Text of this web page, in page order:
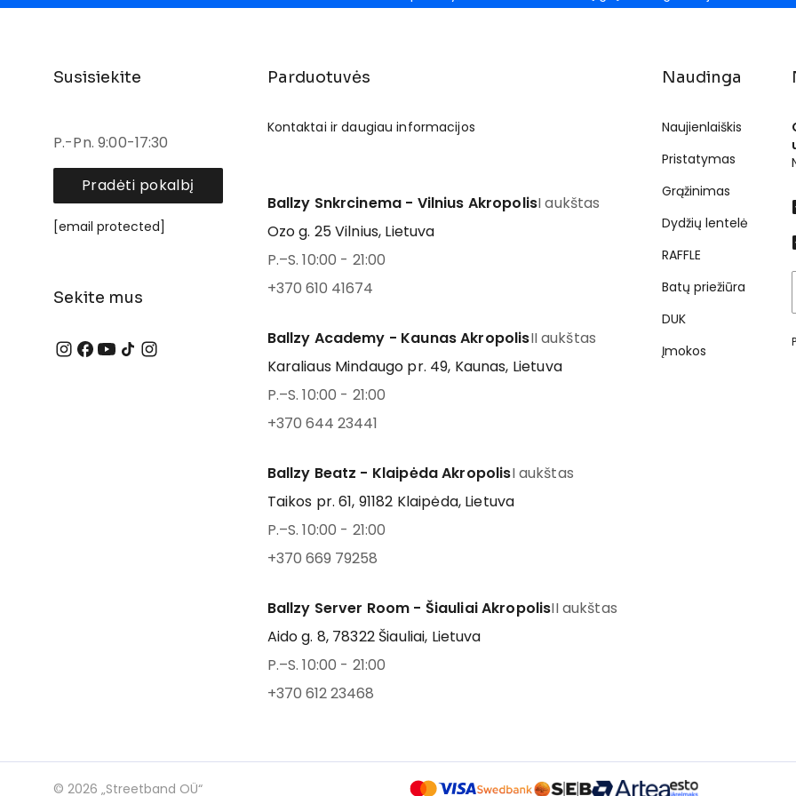
Susisiekite
P.-Pn. 9:00-17:30
Pradėti pokalbį
[email protected]
Sekite mus
Parduotuvės
Kontaktai ir daugiau informacijos
Ballzy Snkrcinema - Vilnius AkropolisI aukštas
Ozo g. 25 Vilnius, Lietuva
P.–S. 10:00 - 21:00
+370 610 41674
Ballzy Academy - Kaunas AkropolisII aukštas
Karaliaus Mindaugo pr. 49, Kaunas, Lietuva
P.–S. 10:00 - 21:00
+370 644 23441
Ballzy Beatz - Klaipėda AkropolisI aukštas
Taikos pr. 61, 91182 Klaipėda, Lietuva
P.–S. 10:00 - 21:00
+370 669 79258
Ballzy Server Room - Šiauliai AkropolisII aukštas
Aido g. 8, 78322 Šiauliai, Lietuva
P.–S. 10:00 - 21:00
+370 612 23468
Naudinga
Naujienlaiškis
Pristatymas
Grąžinimas
Dydžių lentelė
RAFFLE
Batų priežiūra
DUK
Įmokos
© 2026 „Streetband OÜ“